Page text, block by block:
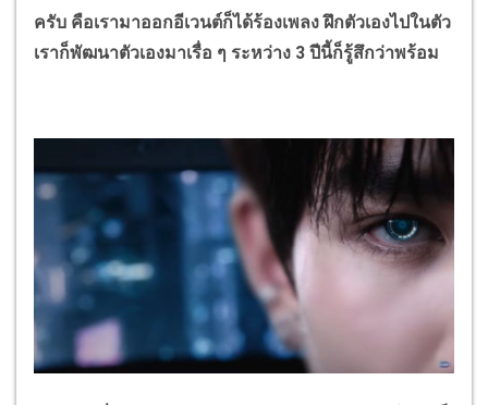
ครับ คือเรามาออกอีเวนต์ก็ได้ร้องเพลง ฝึกตัวเองไปในตัว
เราก็พัฒนาตัวเองมาเรื่อ ๆ ระหว่าง 3 ปีนี้ก็รู้สึกว่าพร้อม